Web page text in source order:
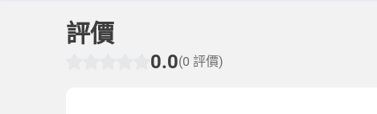
評價
0.0(0 評價)